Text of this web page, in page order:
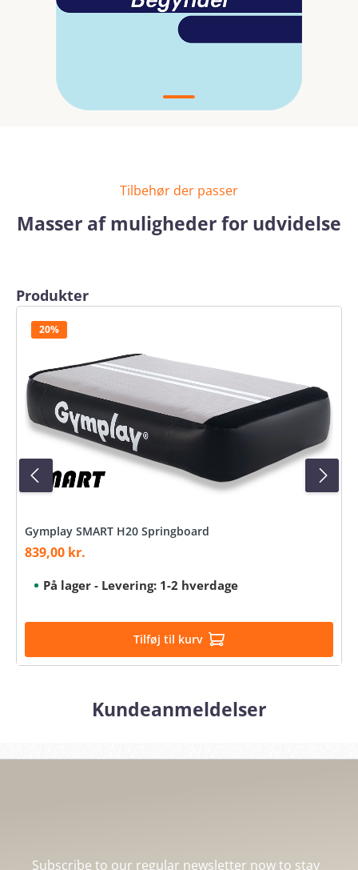
Tilbehør der passer
Masser af muligheder for udvidelse
Skip product gallery
Produkter
20%
Gymplay SMART H20 Springboard
Sale price:
839,00 kr.
På lager - Levering: 1-2 hverdage
Tilføj til kurv
Kundeanmeldelser
Subscribe to our regular newsletter now to stay